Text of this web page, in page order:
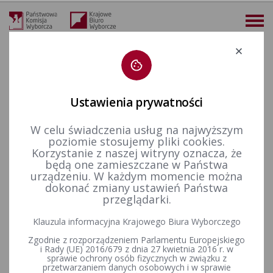
Deklaracja dostępności
więcej
Finansowanie polityki Finansowanie kampanii wyborczych Wybory uzupełniające do Senatu RP
2014 - okręgi nr 47, 73 i 82
Wyjaśnienia Państwowej Komisji Wyborczej z dnia 5 sierpnia 2014 r. w sprawie zasad finansowania kampanii wyborczej w wyborach do Senatu Rzeczypospolitej Polskiej, zarządzonych na dzień 7 września 2014 r. (ZKF-5721-11/14) Warszawa, dnia 5 sierpnia 2014 r.
Wyjaśnienia Państwowej
Komisji Wyborczej z dnia 5
sierpnia 2014 r. w sprawie
zasad finansowania kampanii
Ustawienia prywatności
W celu świadczenia usług na najwyższym
poziomie stosujemy pliki cookies.
Korzystanie z naszej witryny oznacza, że
będą one zamieszczane w Państwa
urządzeniu. W każdym momencie można
dokonać zmiany ustawień Państwa
przeglądarki.
Klauzula informacyjna Krajowego Biura Wyborczego
Zgodnie z rozporządzeniem Parlamentu Europejskiego
i Rady (UE) 2016/679 z dnia 27 kwietnia 2016 r. w
sprawie ochrony osób fizycznych w związku z
przetwarzaniem danych osobowych i w sprawie